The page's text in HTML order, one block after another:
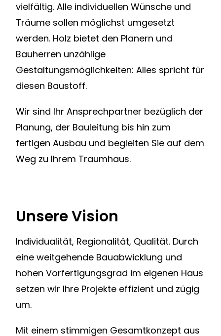
vielfältig. Alle individuellen Wünsche und
Träume sollen möglichst umgesetzt
werden. Holz bietet den Planern und
Bauherren unzählige
Gestaltungsmöglichkeiten: Alles spricht für
diesen Baustoff.
Wir sind Ihr Ansprechpartner bezüglich der
Planung, der Bauleitung bis hin zum
fertigen Ausbau und begleiten Sie auf dem
Weg zu Ihrem Traumhaus.
Unsere Vision
Individualität, Regionalität, Qualität. Durch
eine weitgehende Bauabwicklung und
hohen Vorfertigungsgrad im eigenen Haus
setzen wir Ihre Projekte effizient und zügig
um.
Mit einem stimmigen Gesamtkonzept aus